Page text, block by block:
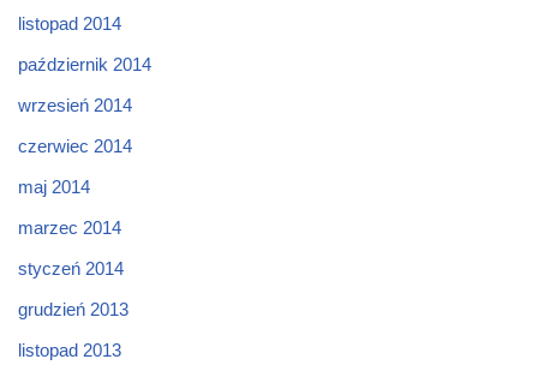
listopad 2014
październik 2014
wrzesień 2014
czerwiec 2014
maj 2014
marzec 2014
styczeń 2014
grudzień 2013
listopad 2013